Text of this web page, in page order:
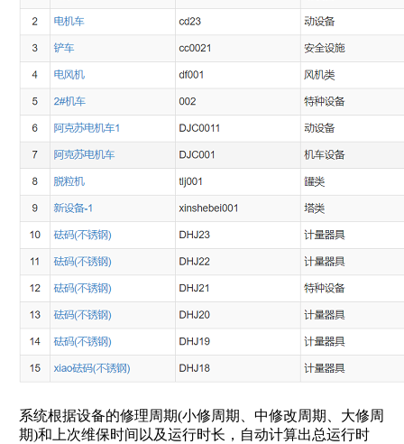
系统根据设备的修理周期(小修周期、中修改周期、大修周
期)和上次维保时间以及运行时长，自动计算出总运行时